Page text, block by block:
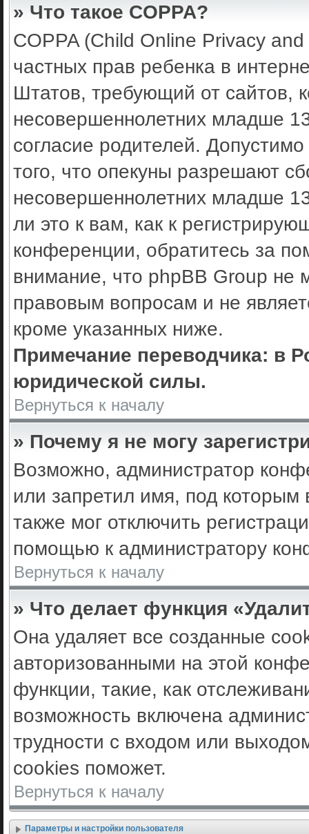
» Что такое COPPA?
COPPA (Child Online Privacy
частных прав ребенка в
Штатов, требующий от сайтов,
несовершеннолетних младше
согласие родителей.
того, что опекуны разрешают
несовершеннолетних младше
ли это к вам, как к
конференции, обратитесь за
внимание, что phpBB Group не
правовым вопросам и не
кроме указанных ниже.
Примечание переводчика: в
юридической силы.
Вернуться к началу
» Почему я не могу
Возможно, администратор
или запретил имя, под которым
также мог отключить
помощью к администратору
Вернуться к началу
» Что делает функция
Она удаляет все созданные
авторизованными на этой
функции, такие, как
возможность включена
трудности с входом или
cookies поможет.
Вернуться к началу
Параметры и настройки пользователя